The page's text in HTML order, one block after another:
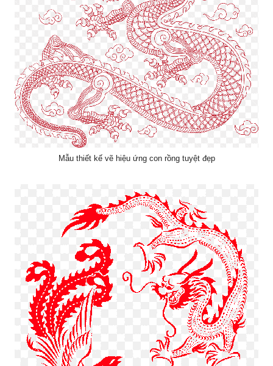
Mẫu thiết kế vẽ hiệu ứng con rồng tuyệt đẹp